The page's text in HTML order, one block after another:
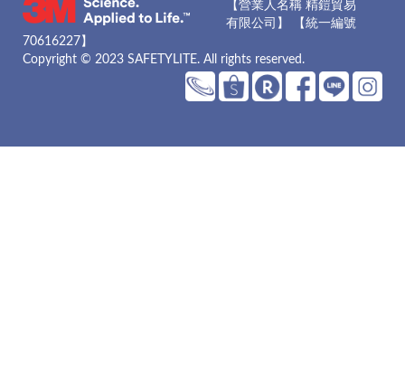
【營業人名稱 精鎧貿易
有限公司】 【統一編號
70616227】
Copyright © 2023 SAFETYLITE. All rights reserved.